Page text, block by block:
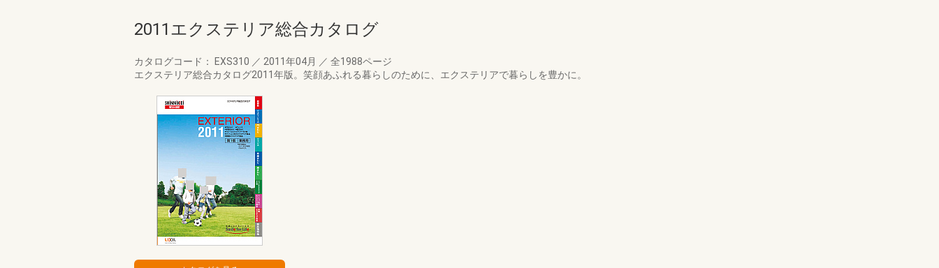
2011エクステリア総合カタログ
カタログコード： EXS310 ／ 2011年04月 ／ 全1988ページ
エクステリア総合カタログ2011年版。笑顔あふれる暮らしのために、エクステリアで暮らしを豊かに。